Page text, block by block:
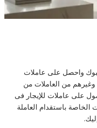
واحصل على عاملات
وغيرهم من العاملات من
على عاملات للإيجار فى
الخاصة باستقدام العاملة